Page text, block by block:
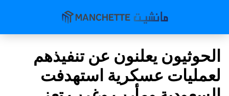
الحوثيون يعلنون عن تنفيذهم
لعمليات عسكرية استهدفت